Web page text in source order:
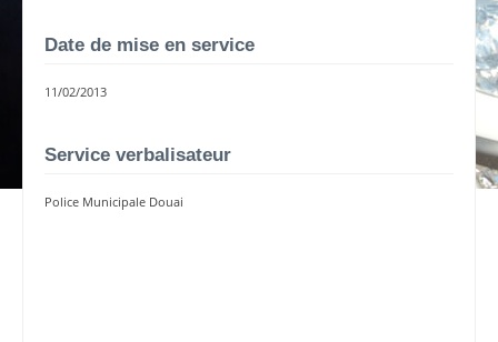
Date de mise en service
11/02/2013
Service verbalisateur
Police Municipale Douai